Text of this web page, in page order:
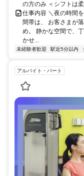
の方のみ ＜シフトは
仕事内容 ＼夜の時間
間帯は、 お客さまが
め。 静かな空間で、
かせ...
未経験者歓迎 駅近5分以内
アルバイト・パート